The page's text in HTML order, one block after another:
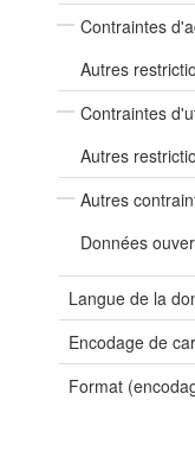
Contraintes
Autres
Contraintes
Autres
Autres
Données
Langue de la
Encodage de
Format